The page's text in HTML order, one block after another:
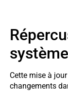
Cette mise à
changements